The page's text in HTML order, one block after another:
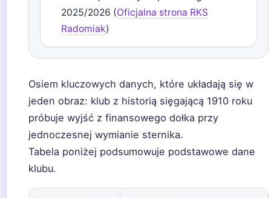
2025/2026 (Oficjalna strona RKS
Radomiak)
Osiem kluczowych danych, które układają się w
jeden obraz: klub z historią sięgającą 1910 roku
próbuje wyjść z finansowego dołka przy
jednoczesnej wymianie sternika.
Tabela poniżej podsumowuje podstawowe dane
klubu.